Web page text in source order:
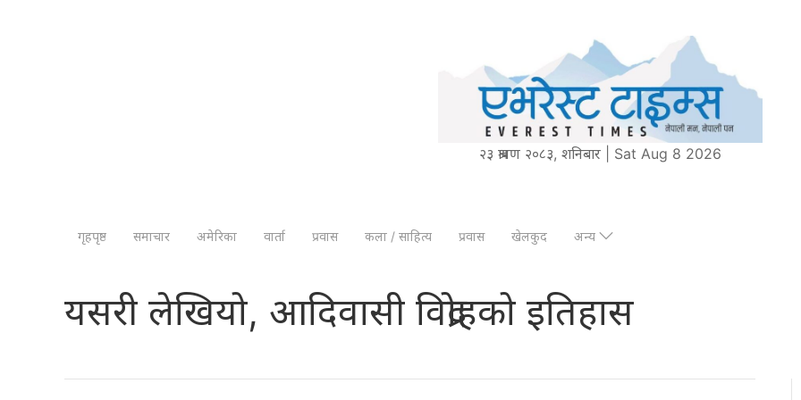
२३ श्रावण २०८३, शनिबार | Sat Aug 8 2026
गृहपृष्ठ समाचार अमेरिका वार्ता प्रवास कला / साहित्य प्रवास खेलकुद अन्य
यसरी लेखियो, आदिवासी विद्रोहको इतिहास